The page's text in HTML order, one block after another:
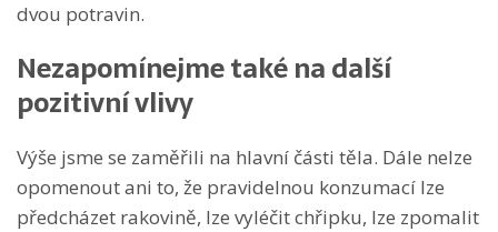
dvou potravin.
Nezapomínejme také na další
pozitivní vlivy
Výše jsme se zaměřili na hlavní části těla. Dále nelze
opomenout ani to, že pravidelnou konzumací lze
předcházet rakovině, lze vyléčit chřipku, lze zpomalit